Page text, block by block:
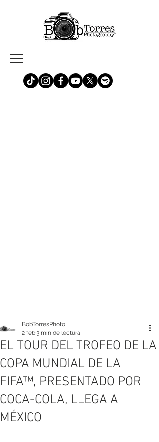
EL TOUR DEL TROFEO DE LA
COPA MUNDIAL DE LA
FIFA™, PRESENTADO POR
COCA-COLA, LLEGA A
MÉXICO
BobTorresPhoto
2 feb3 min de lectura